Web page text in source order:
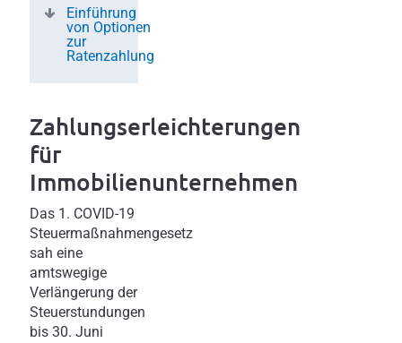
Einführung
von Optionen
zur
Ratenzahlung
Zahlungserleichterungen
für
Immobilienunternehmen
Das 1. COVID-19
Steuermaßnahmengesetz
sah eine
amtswegige
Verlängerung der
Steuerstundungen
bis 30. Juni